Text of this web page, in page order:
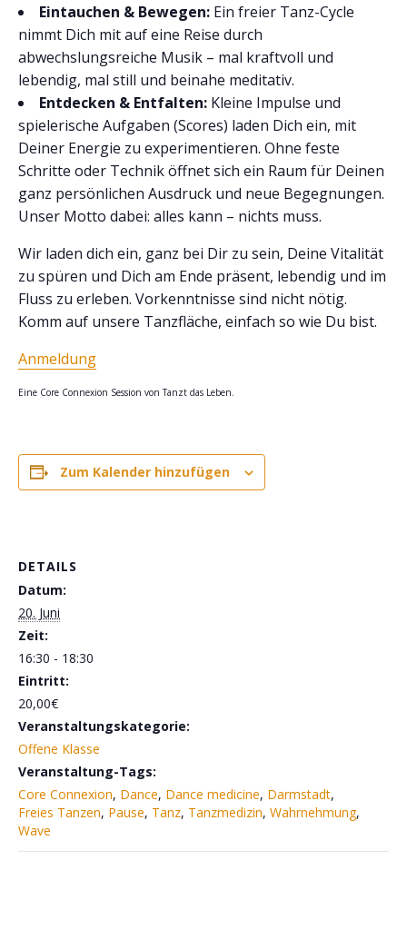
Eintauchen & Bewegen: Ein freier Tanz-Cycle
nimmt Dich mit auf eine Reise durch
abwechslungsreiche Musik – mal kraftvoll und
lebendig, mal still und beinahe meditativ.
Entdecken & Entfalten: Kleine Impulse und
spielerische Aufgaben (Scores) laden Dich ein, mit
Deiner Energie zu experimentieren. Ohne feste
Schritte oder Technik öffnet sich ein Raum für Deinen
ganz persönlichen Ausdruck und neue Begegnungen.
Unser Motto dabei: alles kann – nichts muss.
Wir laden dich ein, ganz bei Dir zu sein, Deine Vitalität
zu spüren und Dich am Ende präsent, lebendig und im
Fluss zu erleben. Vorkenntnisse sind nicht nötig.
Komm auf unsere Tanzfläche, einfach so wie Du bist.
Anmeldung
Eine Core Connexion Session von Tanzt das Leben.
Zum Kalender hinzufügen
DETAILS
Datum:
20. Juni
Zeit:
16:30 - 18:30
Eintritt:
20,00€
Veranstaltungskategorie:
Offene Klasse
Veranstaltung-Tags:
Core Connexion, Dance, Dance medicine, Darmstadt,
Freies Tanzen, Pause, Tanz, Tanzmedizin, Wahrnehmung,
Wave